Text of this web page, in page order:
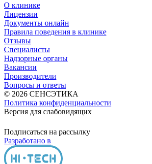
О клинике
Лицензии
Документы онлайн
Правила поведения в клинике
Отзывы
Специалисты
Надзорные органы
Вакансии
Производители
Вопросы и ответы
© 2026 СЕНСЭТИКА
Политика конфиденциальности
Версия для слабовидящих
Подписаться на рассылку
Разработано в